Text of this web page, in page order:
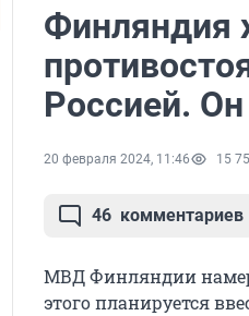
Финляндия
Россией.
20 февраля 2024, 11:46 15
46 комментариев
МВД Финляндии
этого планируется